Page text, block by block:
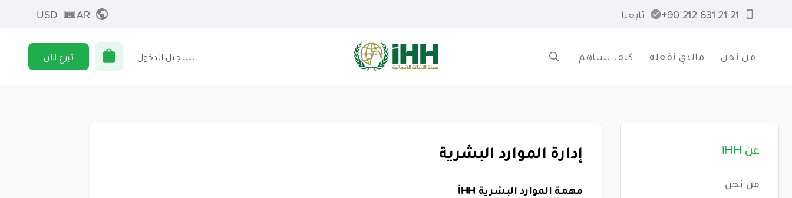
21 21 631 212 90+ تابعنا AR
USD
من نحن مالذي نفعله كيف تساهم تسجيل الدخول تبرع الآن
عن IHH
من نحن
إدارة الموارد البشرية
مهمة الموارد البشرية İHH